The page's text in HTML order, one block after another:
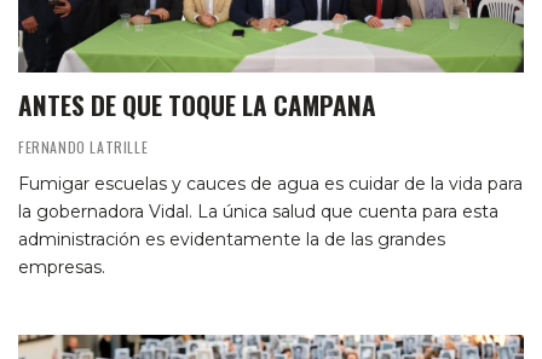
ANTES DE QUE TOQUE LA CAMPANA
FERNANDO LATRILLE
Fumigar escuelas y cauces de agua es cuidar de la vida para
la gobernadora Vidal. La única salud que cuenta para esta
administración es evidentamente la de las grandes
empresas.